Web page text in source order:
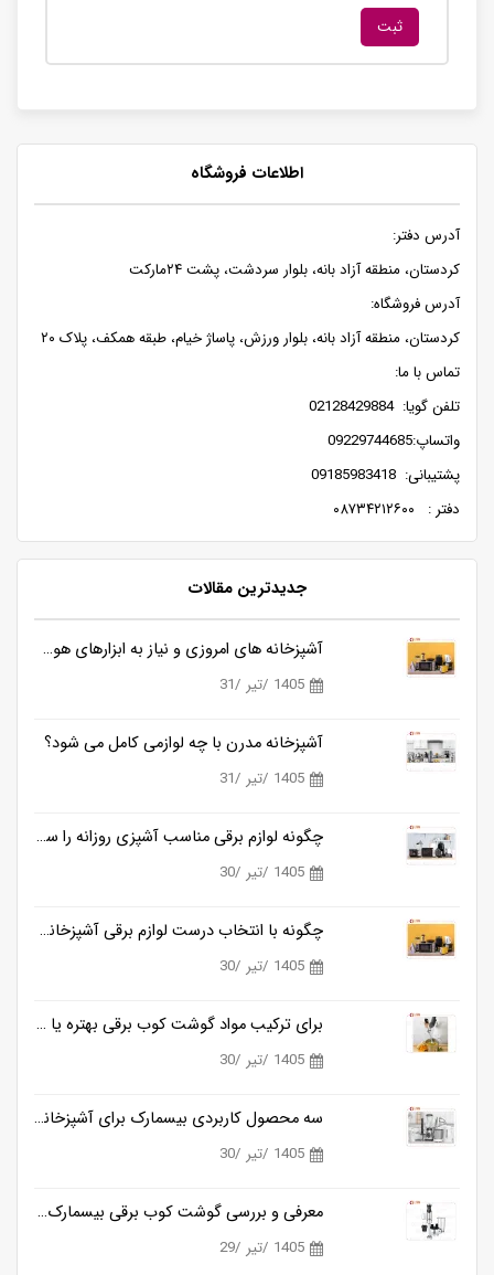
اطلاعات فروشگاه
آدرس دفتر:
کردستان، منطقه آزاد بانه، بلوار سردشت، پشت ۲۴مارکت
آدرس فروشگاه:
کردستان، منطقه آزاد بانه، بلوار ورزش، پاساژ خیام، طبقه همکف، پلاک ۲۰
تماس با ما:
تلفن گویا: 02128429884
واتساپ:09229744685
پشتیبانی: 09185983418
دفتر : ۰۸۷۳۴۲۱۲۶۰۰
جدیدترین مقالات
آشپزخانه های امروزی و نیاز به ابزارهای هوشمندتر
1405 /تیر /31
آشپزخانه مدرن با چه لوازمی کامل می شود؟
1405 /تیر /31
چگونه لوازم برقی مناسب آشپزی روزانه را ساده تر می کنند؟
1405 /تیر /30
چگونه با انتخاب درست لوازم برقی آشپزخانه، زمان آشپزی را نصف کنیم؟
1405 /تیر /30
برای ترکیب مواد گوشت کوب برقی بهتره یا مخلوط کن؟
1405 /تیر /30
سه محصول کاربردی بیسمارک برای آشپزخانه های مدرن
1405 /تیر /30
معرفی و بررسی گوشت کوب برقی بیسمارک مدل BM3315
1405 /تیر /29